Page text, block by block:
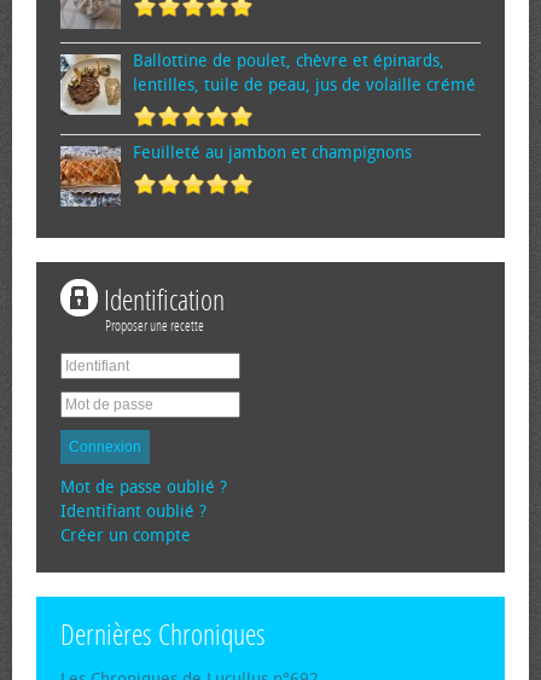
Ballottine de poulet, chèvre et épinards,
lentilles, tuile de peau, jus de volaille crémé
Feuilleté au jambon et champignons
Identification
Proposer une recette
Connexion
Mot de passe oublié ?
Identifiant oublié ?
Créer un compte
Dernières Chroniques